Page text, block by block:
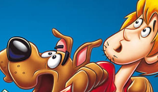
Vorarlberg